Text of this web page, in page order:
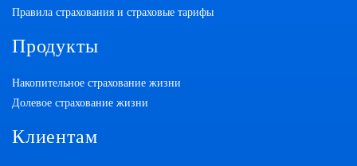
Правила страхования и страховые тарифы
Продукты
Накопительное страхование жизни
Долевое страхование жизни
Клиентам